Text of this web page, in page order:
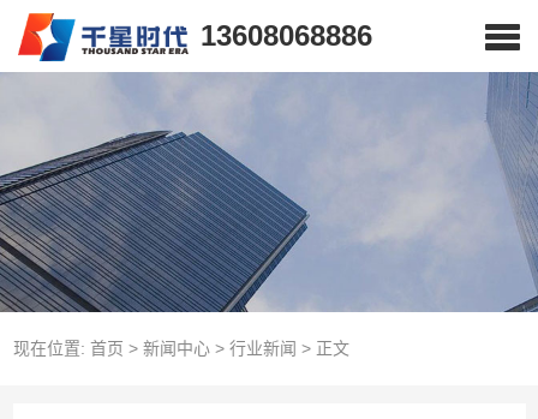
13608068886
现在位置: 首页 > 新闻中心> 行业新闻 > 正文